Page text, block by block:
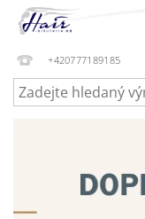
+420777189185